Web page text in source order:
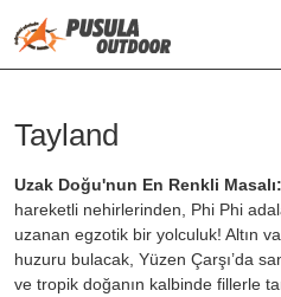
Tayland
Uzak Doğu'nun En Renkli
hareketli nehirlerinden, Phi Phi
uzanan egzotik bir yolculuk! Altın
huzuru bulacak, Yüzen Çarşı’da
ve tropik doğanın kalbinde fillerle